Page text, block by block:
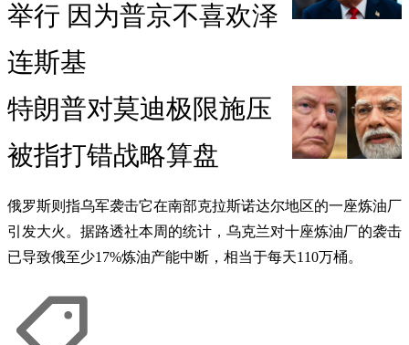
举行 因为普京不喜欢泽
连斯基
特朗普对莫迪极限施压
被指打错战略算盘
俄罗斯则指乌军袭击它在南部克拉斯诺达尔地区的一座炼油厂
引发大火。据路透社本周的统计，乌克兰对十座炼油厂的袭击
已导致俄至少17%炼油产能中断，相当于每天110万桶。